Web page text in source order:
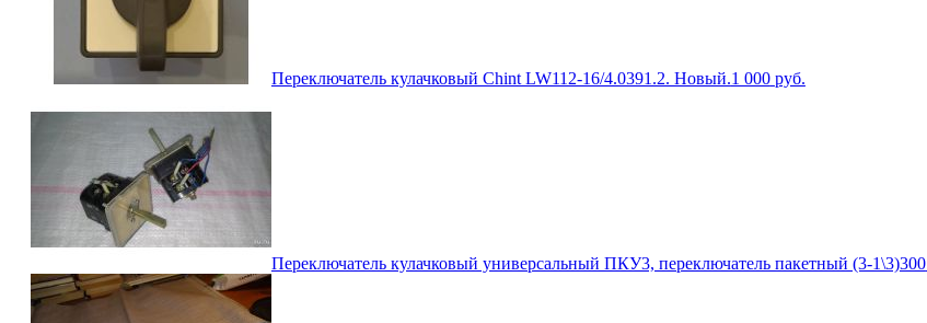
Переключатель кулачковый Chint LW112-16/4.0391.2. Новый.1 000 руб.
Переключатель кулачковый универсальный ПКУ3, переключатель пакетный (3-1\3)300